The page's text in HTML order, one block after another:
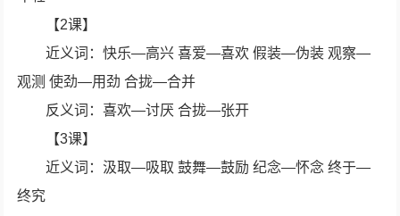
【2课】
近义词：快乐—高兴 喜爱—喜欢 假装—伪装 观察—
观测 使劲—用劲 合拢—合并
反义词：喜欢—讨厌 合拢—张开
【3课】
近义词：汲取—吸取 鼓舞—鼓励 纪念—怀念 终于—
终究